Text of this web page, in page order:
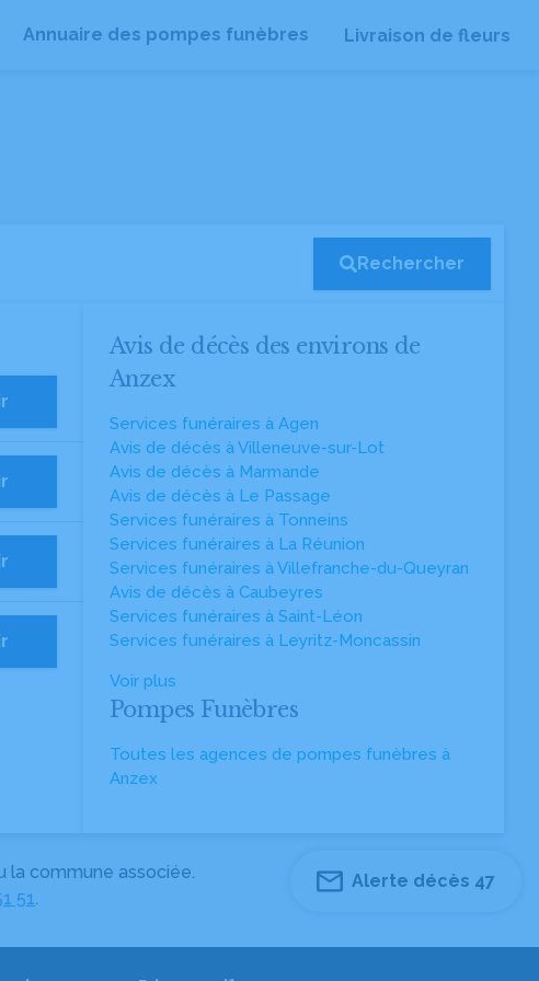
Annuaire des pompes funèbres Livraison de fleurs
Rechercher
Avis de décès des environs de
Anzex
Services funéraires à Agen
Avis de décès à Villeneuve-sur-Lot
Avis de décès à Marmande
Avis de décès à Le Passage
Services funéraires à Tonneins
Services funéraires à La Réunion
Services funéraires à Villefranche-du-Queyran
Avis de décès à Caubeyres
Services funéraires à Saint-Léon
Services funéraires à Leyritz-Moncassin
Voir plus
Pompes Funèbres
Toutes les agences de pompes funèbres à
Anzex
la commune associée.
51.
Alerte décès 47